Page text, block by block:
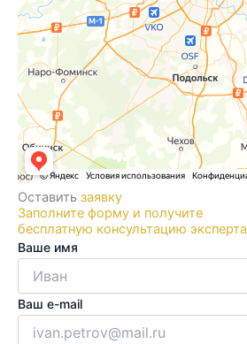
Оставить заявку
Заполните форму и получите
бесплатную консультацию эксперта
Ваше имя
Ваш e-mail